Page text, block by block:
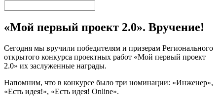
«Мой первый проект 2.0». Вручение!
Сегодня мы вручили победителям и призерам Регионального
открытого конкурса проектных работ «Мой первый проект
2.0» их заслуженные награды.
Напомним, что в конкурсе было три номинации: «Инженер»,
«Есть идея!», «Есть идея! Оnline».